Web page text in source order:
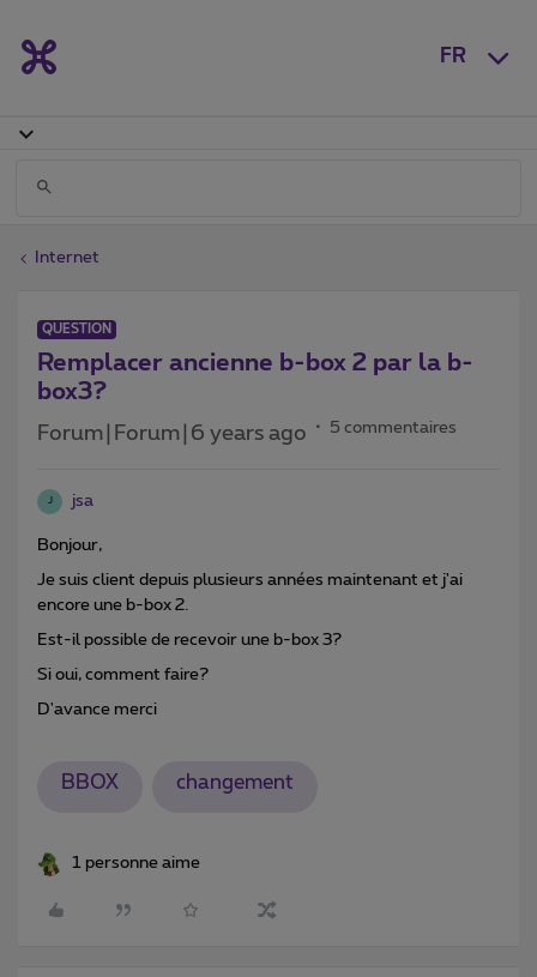
FR
Internet
QUESTION
Remplacer ancienne b-box 2 par la b-
box3?
Forum|Forum|6 years ago 5 commentaires
J jsa
Bonjour,
Je suis client depuis plusieurs années maintenant et j'ai
encore une b-box 2.
Est-il possible de recevoir une b-box 3?
Si oui, comment faire?
D'avance merci
BBOX changement
1 personne aime